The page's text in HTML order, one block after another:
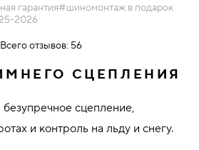
гарантия#шиномонтаж в подарок
2026
отзывов: 56
СЦЕПЛЕНИЯ
сцепление,
и контроль на льду и снегу.